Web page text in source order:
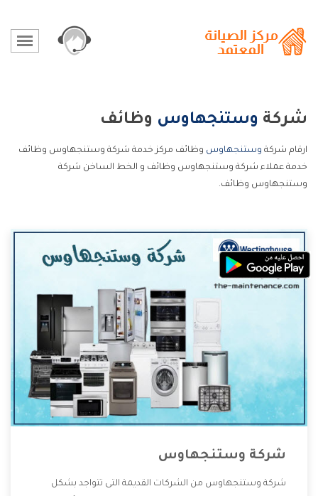
شركة وستنجهاوس وظائف
ارقام شركة وستنجهاوس وظائف مركز خدمة شركة وستنجهاوس وظائف
خدمة عملاء شركة وستنجهاوس وظائف و الخط الساخن شركة
وستنجهاوس وظائف.
شركة وستنجهاوس
شركة وستنجهاوس من الشركات القديمة التى تتواجد بشكل